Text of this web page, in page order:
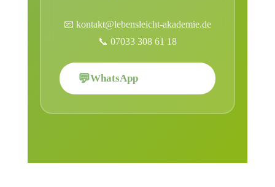
📧 kontakt@lebensleicht-akademie.de
📞 07033 308 61 18
💬WhatsApp